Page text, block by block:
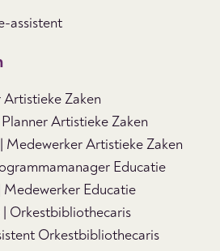
assistent
Zaken
Artistieke Zaken
Medewerker Artistieke Zaken
Educatie
Medewerker Educatie
Orkestbibliothecaris
Orkestbibliothecaris